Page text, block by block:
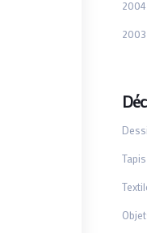
2004
2003
Tapis